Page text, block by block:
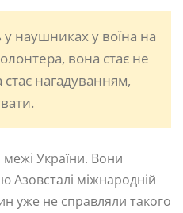
наушниках у воїна на
вона стає не
нагадуванням,
України. Вони
Азовсталі міжнародній
уже не справляли такого